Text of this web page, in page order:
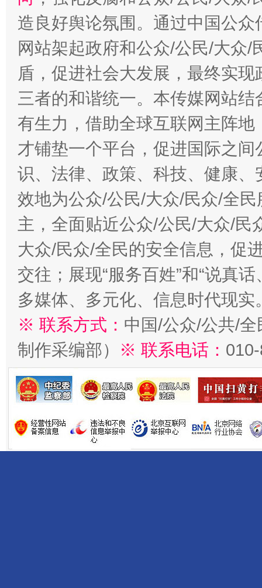
造良好舆论氛围。通过中国公
网站架起政府和公众/公民/大众
盾，促进社会大发展，最终实
三者的和谐统一。本传媒网站
有生力，借助全球互联网主阵
才铺垫一个平台，促进国际之
识、法律、政策、科技、健康
效地为公众/公民/大众/民众/全
主，全面贴近公众/公民/大众/民
大众/民众/全民的安全信息，促
交往；展现“服务百姓”和“说真
多媒体、多元化、信息时代现实
※ 联系方式： 中国/公众/公共/
制作采编部）
※ 联系电话：